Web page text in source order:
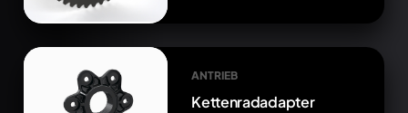
ANTRIEB
Kettenradadapter